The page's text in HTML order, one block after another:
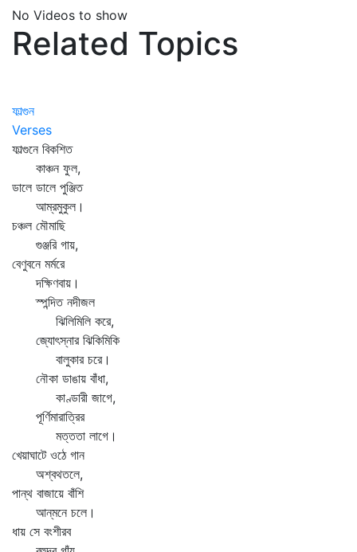
No Videos to show
Related Topics
ফাল্গুন
Verses
ফাল্গুনে বিকশিত
কাঞ্চন ফুল,
ডালে ডালে পুঞ্জিত
আম্রমুকুল।
চঞ্চল মৌমাছি
গুঞ্জরি গায়,
বেণুবনে মর্মরে
দক্ষিণবায়।
স্পন্দিত নদীজল
ঝিলিমিলি করে,
জ্যোৎস্নার ঝিকিমিকি
বালুকার চরে।
নৌকা ডাঙায় বাঁধা,
কাণ্ডারী জাগে,
পূর্ণিমারাত্রির
মত্ততা লাগে।
খেয়াঘাটে ওঠে গান
অশ্বথতলে,
পান্থ বাজায়ে বাঁশি
আন্‌মনে চলে।
ধায় সে বংশীরব